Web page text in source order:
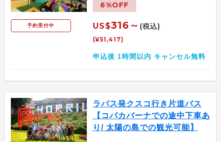
予約受付中
6%OFF
US$316～ (税込)
(¥51,417)
申込後 1時間以内 キャンセル無料
ラパス発クスコ行き片道バス
【コパカバーナでの途中下車あ
り/ 太陽の島での観光可能】